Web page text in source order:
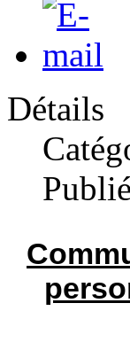
Détails